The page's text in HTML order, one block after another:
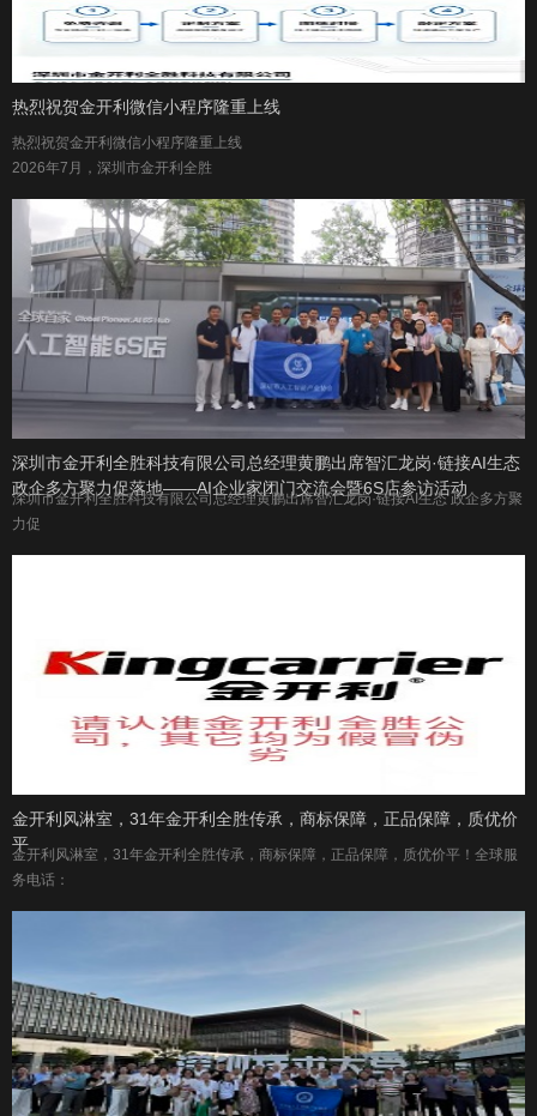
热烈祝贺金开利微信小程序隆重上线
热烈祝贺金开利微信小程序隆重上线
2026年7月，深圳市金开利全胜
深圳市金开利全胜科技有限公司总经理黄鹏出席智汇龙岗·链接AI生态
政企多方聚力促落地——AI企业家闭门交流会暨6S店参访活动
深圳市金开利全胜科技有限公司总经理黄鹏出席智汇龙岗·链接AI生态 政企多方聚
力促
金开利风淋室，31年金开利全胜传承，商标保障，正品保障，质优价
平
金开利风淋室，31年金开利全胜传承，商标保障，正品保障，质优价平！全球服
务电话：